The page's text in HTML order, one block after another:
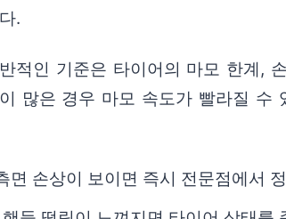
.
적인 기준은 타이어의 마모 한계,
많은 경우 마모 속도가 빨라질
면 손상이 보이면 즉시 전문점에서